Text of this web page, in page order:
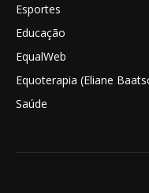
Esportes
Educação
EqualWeb
Equoterapia (Eliane
Saúde